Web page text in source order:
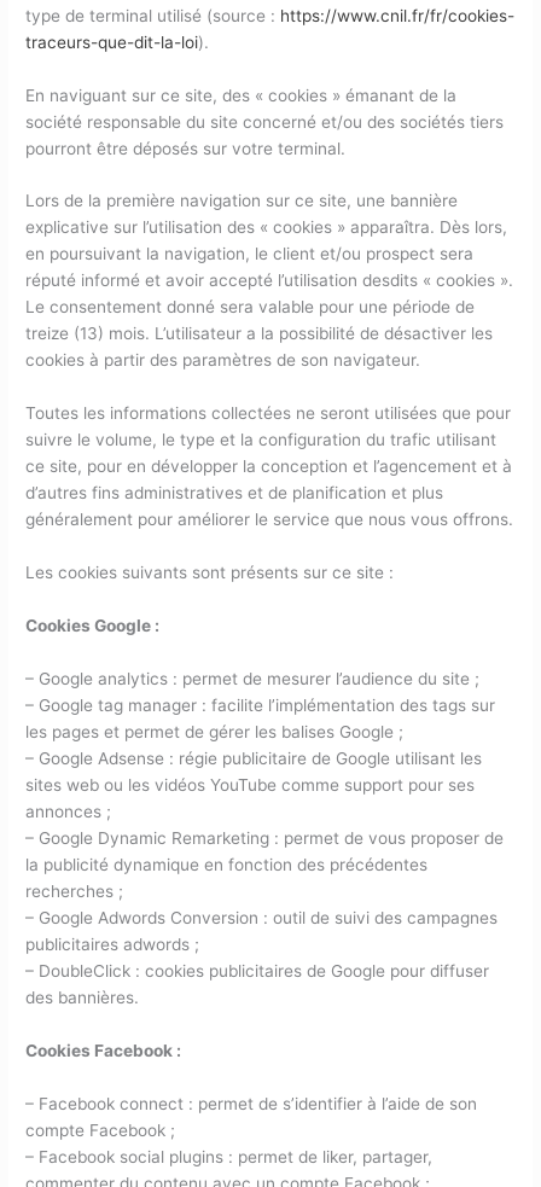
type de terminal utilisé (source : https://www.cnil.fr/fr/cookies-
traceurs-que-dit-la-loi).
En naviguant sur ce site, des « cookies » émanant de la
société responsable du site concerné et/ou des sociétés tiers
pourront être déposés sur votre terminal.
Lors de la première navigation sur ce site, une bannière
explicative sur l’utilisation des « cookies » apparaîtra. Dès lors,
en poursuivant la navigation, le client et/ou prospect sera
réputé informé et avoir accepté l’utilisation desdits « cookies ».
Le consentement donné sera valable pour une période de
treize (13) mois. L’utilisateur a la possibilité de désactiver les
cookies à partir des paramètres de son navigateur.
Toutes les informations collectées ne seront utilisées que pour
suivre le volume, le type et la configuration du trafic utilisant
ce site, pour en développer la conception et l’agencement et à
d’autres fins administratives et de planification et plus
généralement pour améliorer le service que nous vous offrons.
Les cookies suivants sont présents sur ce site :
Cookies Google :
– Google analytics : permet de mesurer l’audience du site ;
– Google tag manager : facilite l’implémentation des tags sur
les pages et permet de gérer les balises Google ;
– Google Adsense : régie publicitaire de Google utilisant les
sites web ou les vidéos YouTube comme support pour ses
annonces ;
– Google Dynamic Remarketing : permet de vous proposer de
la publicité dynamique en fonction des précédentes
recherches ;
– Google Adwords Conversion : outil de suivi des campagnes
publicitaires adwords ;
– DoubleClick : cookies publicitaires de Google pour diffuser
des bannières.
Cookies Facebook :
– Facebook connect : permet de s’identifier à l’aide de son
compte Facebook ;
– Facebook social plugins : permet de liker, partager,
commenter du contenu avec un compte Facebook ;